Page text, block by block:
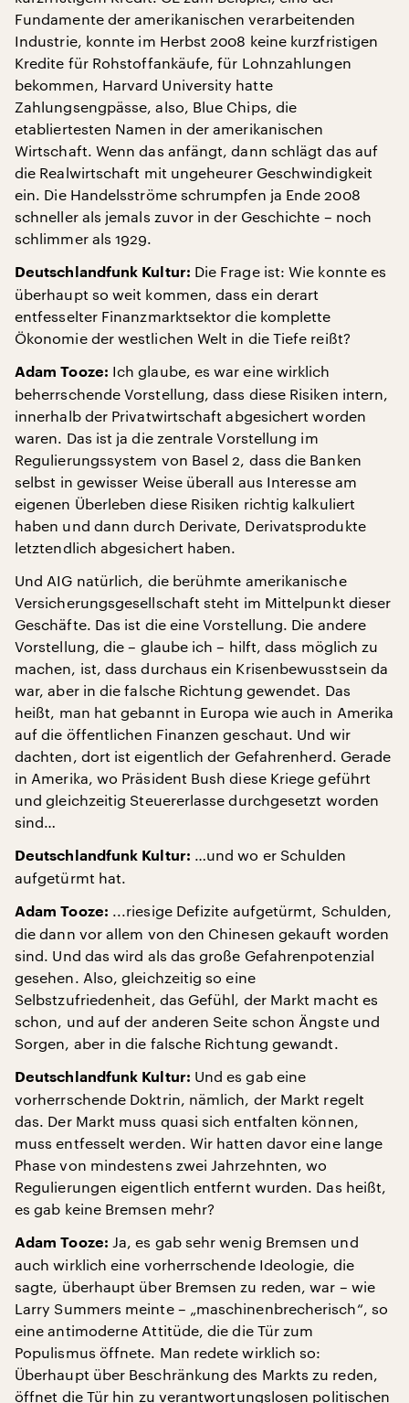
Fundamente der amerikanischen verarbeitenden
Industrie, konnte im Herbst 2008 keine kurzfristigen
Kredite für Rohstoffankäufe, für Lohnzahlungen
bekommen, Harvard University hatte
Zahlungsengpässe, also, Blue Chips, die
etabliertesten Namen in der amerikanischen
Wirtschaft. Wenn das anfängt, dann schlägt das auf
die Realwirtschaft mit ungeheurer Geschwindigkeit
ein. Die Handelsströme schrumpfen ja Ende 2008
schneller als jemals zuvor in der Geschichte – noch
schlimmer als 1929.
Deutschlandfunk Kultur: Die Frage ist: Wie konnte es
überhaupt so weit kommen, dass ein derart
entfesselter Finanzmarktsektor die komplette
Ökonomie der westlichen Welt in die Tiefe reißt?
Adam Tooze: Ich glaube, es war eine wirklich
beherrschende Vorstellung, dass diese Risiken intern,
innerhalb der Privatwirtschaft abgesichert worden
waren. Das ist ja die zentrale Vorstellung im
Regulierungssystem von Basel 2, dass die Banken
selbst in gewisser Weise überall aus Interesse am
eigenen Überleben diese Risiken richtig kalkuliert
haben und dann durch Derivate, Derivatsprodukte
letztendlich abgesichert haben.
Und AIG natürlich, die berühmte amerikanische
Versicherungsgesellschaft steht im Mittelpunkt dieser
Geschäfte. Das ist die eine Vorstellung. Die andere
Vorstellung, die – glaube ich – hilft, dass möglich zu
machen, ist, dass durchaus ein Krisenbewusstsein da
war, aber in die falsche Richtung gewendet. Das
heißt, man hat gebannt in Europa wie auch in Amerika
auf die öffentlichen Finanzen geschaut. Und wir
dachten, dort ist eigentlich der Gefahrenherd. Gerade
in Amerika, wo Präsident Bush diese Kriege geführt
und gleichzeitig Steuererlasse durchgesetzt worden
sind…
Deutschlandfunk Kultur: …und wo er Schulden
aufgetürmt hat.
Adam Tooze: ...riesige Defizite aufgetürmt, Schulden,
die dann vor allem von den Chinesen gekauft worden
sind. Und das wird als das große Gefahrenpotenzial
gesehen. Also, gleichzeitig so eine
Selbstzufriedenheit, das Gefühl, der Markt macht es
schon, und auf der anderen Seite schon Ängste und
Sorgen, aber in die falsche Richtung gewandt.
Deutschlandfunk Kultur: Und es gab eine
vorherrschende Doktrin, nämlich, der Markt regelt
das. Der Markt muss quasi sich entfalten können,
muss entfesselt werden. Wir hatten davor eine lange
Phase von mindestens zwei Jahrzehnten, wo
Regulierungen eigentlich entfernt wurden. Das heißt,
es gab keine Bremsen mehr?
Adam Tooze: Ja, es gab sehr wenig Bremsen und
auch wirklich eine vorherrschende Ideologie, die
sagte, überhaupt über Bremsen zu reden, war – wie
Larry Summers meinte – „maschinenbrecherisch“, so
eine antimoderne Attitüde, die die Tür zum
Populismus öffnete. Man redete wirklich so:
Überhaupt über Beschränkung des Markts zu reden,
öffnet die Tür hin zu verantwortungslosen politischen